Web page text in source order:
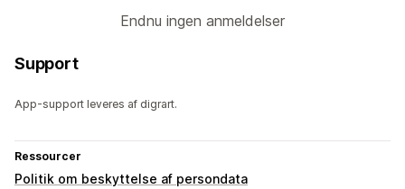
Endnu ingen anmeldelser
Support
App-support leveres af digrart.
Ressourcer
Politik om beskyttelse af persondata